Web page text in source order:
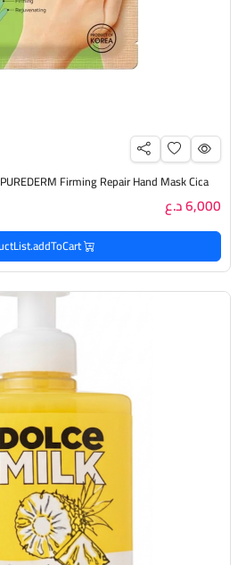
PUREDERM Firming Repair Hand Mask Cica بيورديرم ماسك مرطب لليدين
6,000 د.ع
productList.addToCart